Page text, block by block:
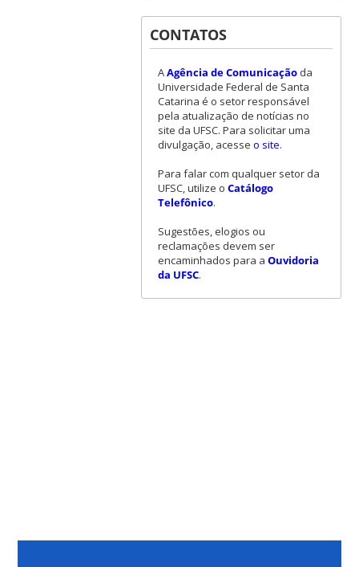
CONTATOS
AAgência de Comunicaçãoda
Universidade Federal de Santa
Catarina é o setor responsável
pela atualização de notícias no
site da UFSC. Para solicitar uma
divulgação, acesse o site.
Para falar com qualquer setor da
UFSC, utilize o Catálogo
Telefônico.
Sugestões, elogios ou
reclamações devem ser
encaminhados para a Ouvidoria
da UFSC.